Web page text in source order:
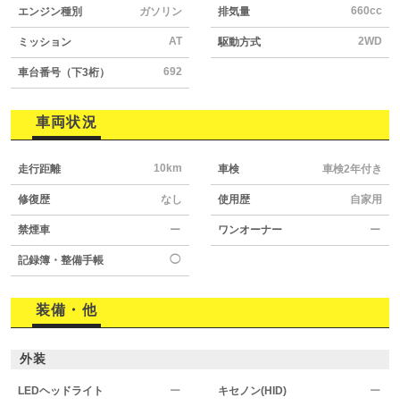
エンジン種別 ガソリン 排気量 660cc
ミッション AT 駆動方式 2WD
車台番号（下3桁） 692
車両状況
走行距離 10km 車検 車検2年付き
修復歴 なし 使用歴 自家用
禁煙車 ー ワンオーナー ー
記録簿・整備手帳 ◯
装備・他
外装
LEDヘッドライト ー キセノン(HID) ー